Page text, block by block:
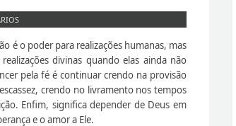
é o poder para realizações humanas, mas
divinas quando elas ainda não
pela fé é continuar crendo na provisão
crendo no livramento nos tempos
Enfim, significa depender de Deus em
e o amor a Ele.